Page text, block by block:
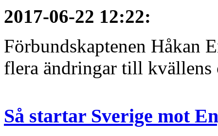
2017-06-22 12:22:
Förbundskaptenen Håkan
flera ändringar till kvällens
Så startar Sverige mot